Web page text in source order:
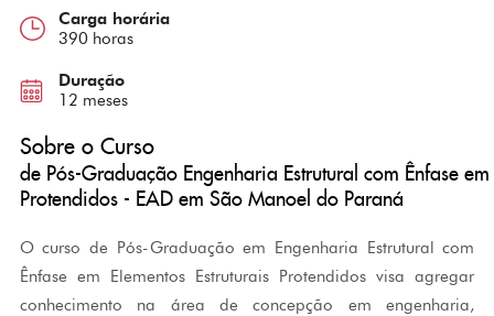
Carga horária
390 horas
Duração
12 meses
Sobre o Curso
de Pós-Graduação Engenharia Estrutural com Ênfase em
Protendidos - EAD em São Manoel do Paraná
O curso de Pós-Graduação em Engenharia Estrutural com
Ênfase em Elementos Estruturais Protendidos visa agregar
conhecimento na área de concepção em engenharia,